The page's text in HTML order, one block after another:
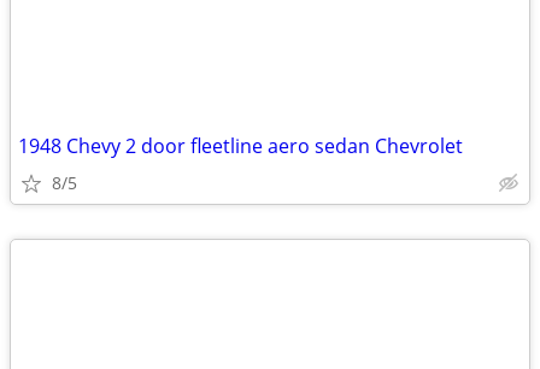
1948 Chevy 2 door fleetline aero sedan Chevrolet
8/5